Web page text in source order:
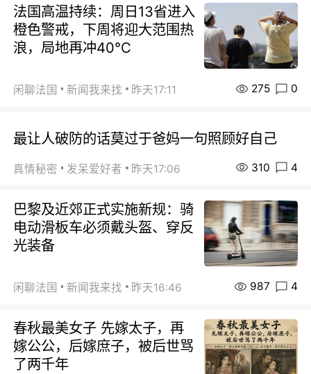
法国高温持续：周日13省进入
橙色警戒，下周将迎大范围热
浪，局地再冲40℃
闲聊法国 新闻我来找 昨天17:11 275 0
最让人破防的话莫过于爸妈一句照顾好自己
真情秘密 发呆爱好者 昨天17:06 310 4
巴黎及近郊正式实施新规：骑
电动滑板车必须戴头盔、穿反
光装备
闲聊法国 新闻我来找 昨天16:46 987 4
春秋最美女子 先嫁太子，再
嫁公公，后嫁庶子，被后世骂
了两千年